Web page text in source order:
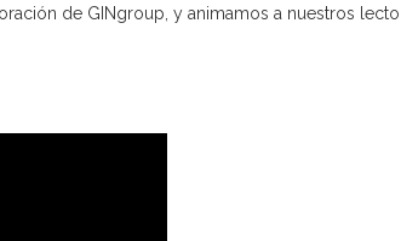
de GINgroup, y animamos a nuestros